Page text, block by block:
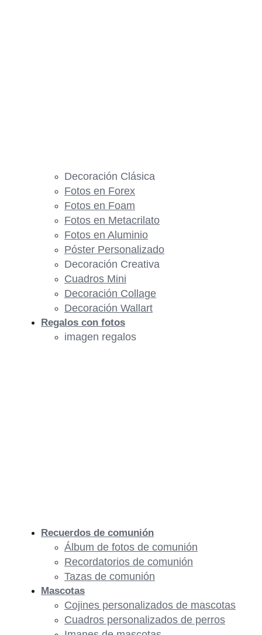
Decoración Clásica
Fotos en Forex
Fotos en Foam
Fotos en Metacrilato
Fotos en Aluminio
Póster Personalizado
Decoración Creativa
Cuadros Mini
Decoración Collage
Decoración Wallart
Regalos con fotos
imagen regalos
Recuerdos de comunión
Álbum de fotos de comunión
Recordatorios de comunión
Tazas de comunión
Mascotas
Cojines personalizados de mascotas
Cuadros personalizados de perros